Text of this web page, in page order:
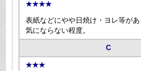
★★★★
表紙などにやや日焼け・ヨレ等が
気にならない程度。
C
★★★